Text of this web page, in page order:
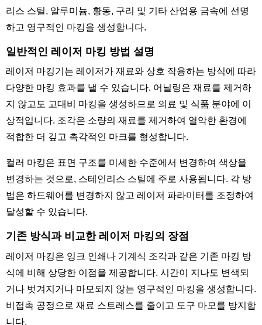
리스 스틸, 알루미늄, 황동, 구리 및 기타 산업용 금속에 선명
하고 영구적인 마킹을 생성합니다.
일반적인 레이저 마킹 방법 설명
레이저 마킹기는 레이저가 재료와 상호 작용하는 방식에 따라
다양한 마킹 효과를 낼 수 있습니다. 어닐링은 재료를 제거하
지 않고도 고대비 마킹을 생성하므로 의료 및 식품 분야에 이
상적입니다. 조각은 소량의 재료를 제거하여 열악한 환경에
적합한 더 깊고 촉각적인 마크를 형성합니다.
컬러 마킹은 표면 구조를 미세한 수준에서 변경하여 색상을
변경하는 것으로, 스테인리스 스틸에 주로 사용됩니다. 각 방
법은 하드웨어를 변경하지 않고 레이저 파라미터를 조정하여
달성할 수 있습니다.
기존 방식과 비교한 레이저 마킹의 장점
레이저 마킹은 잉크 인쇄나 기계식 조각과 같은 기존 마킹 방
식에 비해 상당한 이점을 제공합니다. 시간이 지나도 변색되
거나 벗겨지거나 마모되지 않는 영구적인 마킹을 생성합니다.
비접촉 공정으로 재료 스트레스를 줄이고 도구 마모를 방지합
니다.